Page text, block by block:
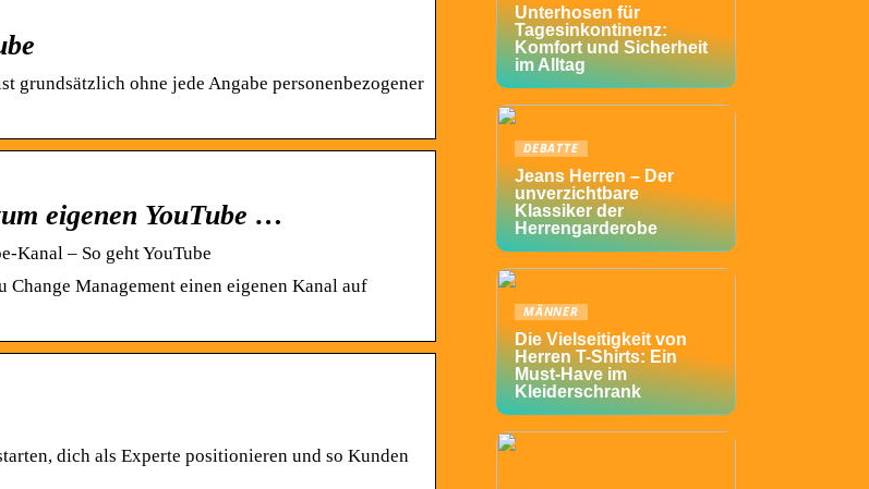
grundsätzlich ohne jede Angabe personenbezogener
eigenen YouTube …
Kanal – So geht YouTube
Management einen eigenen Kanal auf
dich als Experte positionieren und so Kunden
Unterhosen für
Tagesinkontinenz:
Komfort und Sicherheit
im Alltag
DEBATTE
Jeans Herren – Der
unverzichtbare
Klassiker der
Herrengarderobe
MÄNNER
Die Vielseitigkeit von
Herren T-Shirts: Ein
Must-Have im
Kleiderschrank